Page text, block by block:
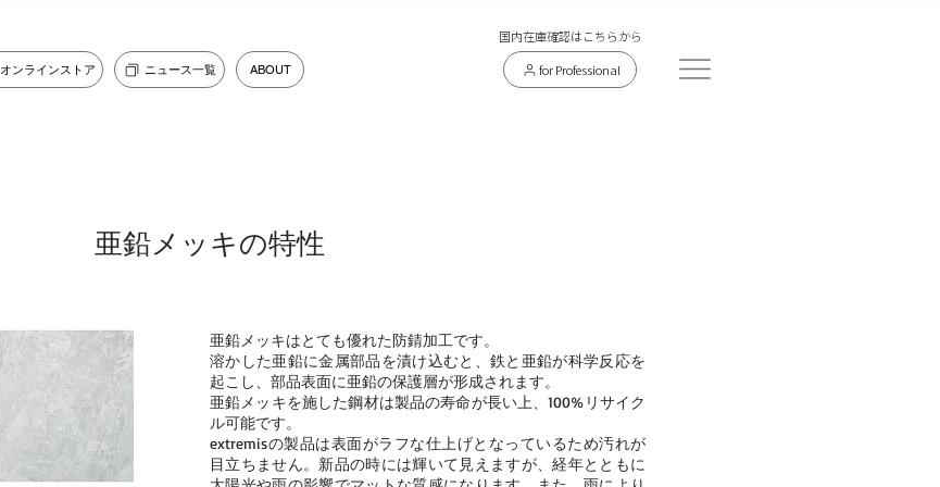
​国内在庫確認はこちらから
オンラインストア ニュース一覧 ABOUT for Professional
亜鉛メッキの特性
亜鉛メッキはとても優れた防錆加工です。
溶かした亜鉛に金属部品を漬け込むと、鉄と亜鉛が科学反応を
起こし、部品表面に亜鉛の保護層が形成されます。
亜鉛メッキを施した鋼材は製品の寿命が長い上、100%リサイク
ル可能です。
extremisの製品は表面がラフな仕上げとなっているため汚れが
目立ちません。新品の時には輝いて見えますが、経年とともに